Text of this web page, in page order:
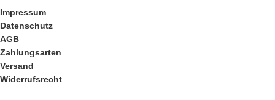
Impressum
Datenschutz
AGB
Zahlungsarten
Versand
Widerrufsrecht